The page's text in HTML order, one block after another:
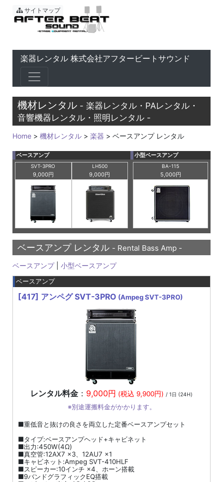
東京 音響会社・PA・楽器レ
サイトマップ
楽器レンタル 株式会社アフタービートサウンド
機材レンタル - 楽器レンタル・PAレンタル・
音響機器レンタル・照明レンタル -
Home > 機材レンタル > 楽器 > ベースアンプ レンタル
ベースアンプ
SVT-3PRO
9,000円
LH500
9,000円
小型ベースアンプ
BA-115
5,000円
ベースアンプ レンタル - Rental Bass Amp -
ベースアンプ| 小型ベースアンプ
ベースアンプ
[417] アンペグ SVT-3PRO (Ampeg SVT-3PRO)
レンタル料金 ： 9,000円 (税込 9,900円) / 1日 (24H)
※別途運搬料金がかかります。
■重低音と抜けの良さを両立した定番ベースアンプセット
■タイプ:ベースアンプヘッド+キャビネット
■出力:450W(4Ω)
■真空管:12AX7 ×3、12AU7 ×1
■キャビネット:Ampeg SVT-410HLF
■スピーカー:10インチ ×4、ホーン搭載
■9バンドグラフィックEQ搭載